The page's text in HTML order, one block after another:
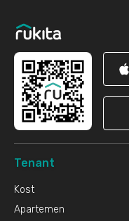
Tenant
Kost
Apartemen